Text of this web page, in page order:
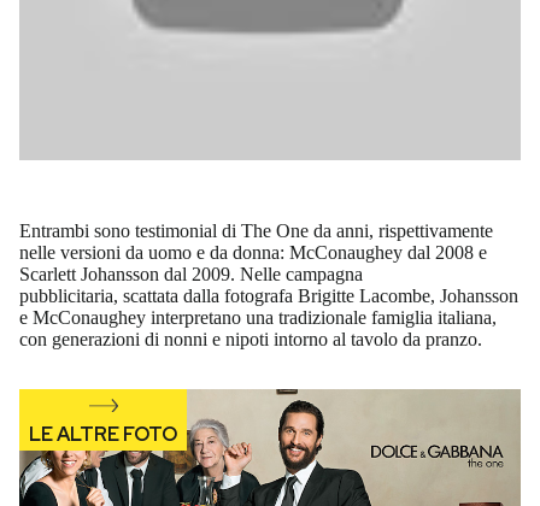
Entrambi sono testimonial di The One da anni, rispettivamente
nelle versioni da uomo e da donna: McConaughey dal 2008 e
Scarlett Johansson dal 2009. Nelle campagna
pubblicitaria, scattata dalla fotografa Brigitte Lacombe, Johansson
e McConaughey interpretano una tradizionale famiglia italiana,
con generazioni di nonni e nipoti intorno al tavolo da pranzo.